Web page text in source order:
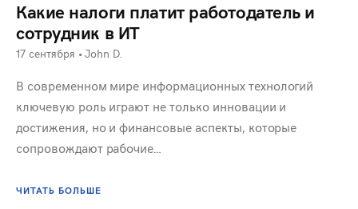
Какие налоги платит работодатель и
сотрудник в ИТ
17 сентября •John D.
В современном мире информационных технологий
ключевую роль играют не только инновации и
достижения, но и финансовые аспекты, которые
сопровождают рабочие…
ЧИТАТЬ БОЛЬШЕ